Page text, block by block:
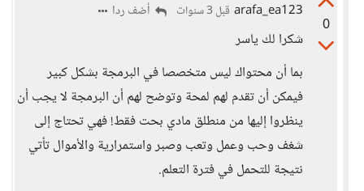
0
arafa_ea123 قبل 3 سنوات أضف ردا
شكرا لك ياسر
بما أن محتواك ليس متخصصا في البرمجة بشكل كبير
فيمكن أن تقدم لهم لمحة وتوضح لهم أن البرمجة لا يجب أن
ينظروا إليها من منطلق مادي بحت فقط! فهي تحتاج إلى
شغف وحب وعمل وتعب وصبر واستمرارية والأموال تأتي
نتيجة للتحمل في فترة التعلم.